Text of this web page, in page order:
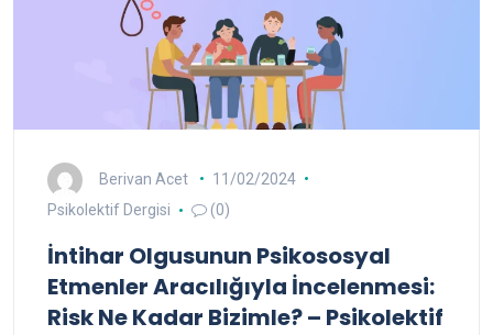
Berivan Acet
11/02/2024
Psikolektif Dergisi
(0)
İntihar Olgusunun Psikososyal
Etmenler Aracılığıyla İncelenmesi:
Risk Ne Kadar Bizimle? – Psikolektif